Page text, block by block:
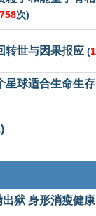
次)
转世与因果报应 (
星球适合生命生存
狱 身形消瘦健康